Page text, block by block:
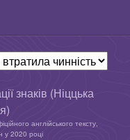
знаків (Ніццька
англійського тексту,
у 2020 році